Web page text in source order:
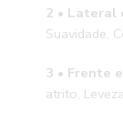
2 • Lateral
Suavidade,
3 • Frente
atrito,